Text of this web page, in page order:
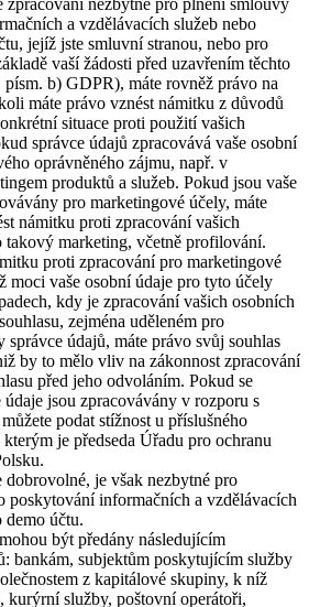
zpracování nezbytné pro plnění smlouvy
a vzdělávacích služeb nebo
jejíž jste smluvní stranou, nebo pro
vaší žádosti před uzavřením těchto
b) GDPR), máte rovněž právo na
máte právo vznést námitku z důvodů
situace proti použití vašich
správce údajů zpracovává vaše osobní
oprávněného zájmu, např. v
produktů a služeb. Pokud jsou vaše
pro marketingové účely, máte
námitku proti zpracování vašich
takový marketing, včetně profilování.
proti zpracování pro marketingové
moci vaše osobní údaje pro tyto účely
kdy je zpracování vašich osobních
zejména uděleném pro
správce údajů, máte právo svůj souhlas
by to mělo vliv na zákonnost zpracování
před jeho odvoláním. Pokud se
údaje jsou zpracovávány v rozporu s
podat stížnost u příslušného
je předseda Úřadu pro ochranu
je však nezbytné pro
poskytování informačních a vzdělávacích
demo účtu.
být předány následujícím
bankám, subjektům poskytujícím služby
z kapitálové skupiny, k níž
kurýrní služby, poštovní operátoři,